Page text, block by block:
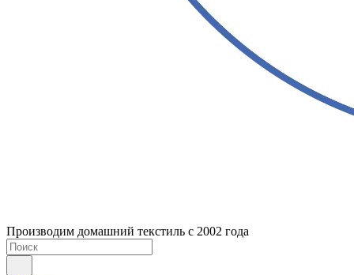
Производим домашний текстиль с 2002 года